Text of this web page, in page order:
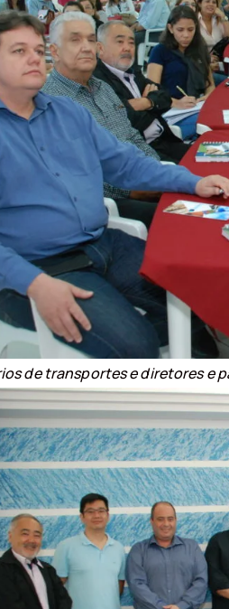
de transportes e diretores e